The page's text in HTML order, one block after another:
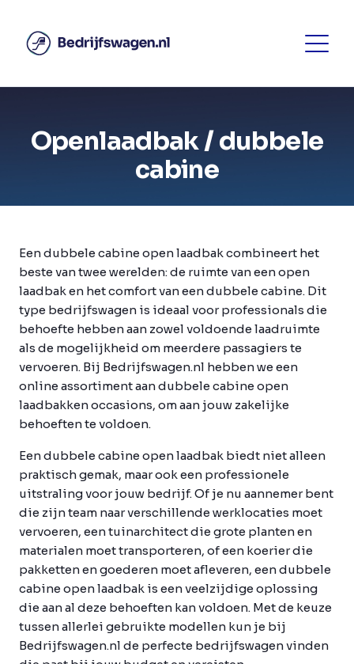
Openlaadbak / dubbele
cabine
Een dubbele cabine open laadbak combineert het
beste van twee werelden: de ruimte van een open
laadbak en het comfort van een dubbele cabine. Dit
type bedrijfswagen is ideaal voor professionals die
behoefte hebben aan zowel voldoende laadruimte
als de mogelijkheid om meerdere passagiers te
vervoeren. Bij Bedrijfswagen.nl hebben we een
online assortiment aan dubbele cabine open
laadbakken occasions, om aan jouw zakelijke
behoeften te voldoen.
Een dubbele cabine open laadbak biedt niet alleen
praktisch gemak, maar ook een professionele
uitstraling voor jouw bedrijf. Of je nu aannemer bent
die zijn team naar verschillende werklocaties moet
vervoeren, een tuinarchitect die grote planten en
materialen moet transporteren, of een koerier die
pakketten en goederen moet afleveren, een dubbele
cabine open laadbak is een veelzijdige oplossing
die aan al deze behoeften kan voldoen. Met de keuze
tussen allerlei gebruikte modellen kun je bij
Bedrijfswagen.nl de perfecte bedrijfswagen vinden